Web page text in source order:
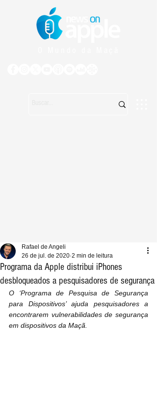
Programa da Apple distribui iPhones
desbloqueados a pesquisadores de segurança
Rafael de Angeli
26 de jul. de 2020 2 min de leitura
O ‘Programa de Pesquisa de Segurança
para Dispositivos’ ajuda pesquisadores a
encontrarem vulnerabilidades de segurança
em dispositivos da Maçã.